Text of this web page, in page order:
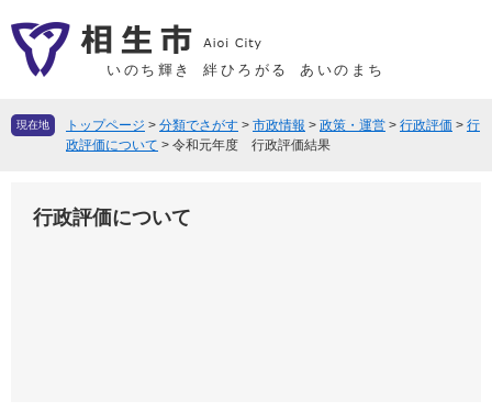
ー
先
ニ
を
いのち輝き 絆ひろがる あいのまち
現在地 トップページ > 分類でさがす > 市政情報 > 政策・運営 > 行政評価 > 行
政評価について > 令和元年度 行政評価結果
行政評価について